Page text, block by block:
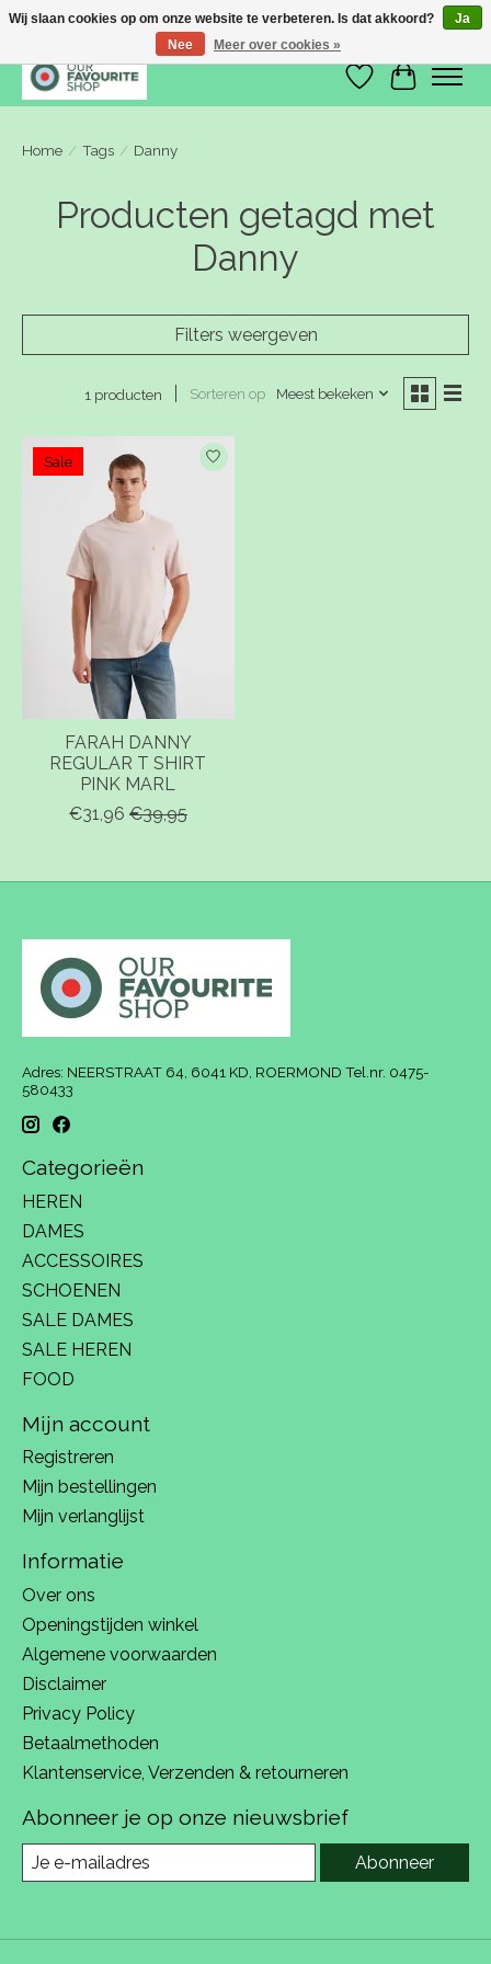
Verlanglijst
Home / Tags / Danny
Producten getagd met
Danny
Filters weergeven
1 producten Sorteren op Meest bekeken
Sale
FARAH DANNY
REGULAR T SHIRT
PINK MARL
€31,96 €39,95
Adres: NEERSTRAAT 64, 6041 KD, ROERMOND Tel.nr. 0475-
580433
Categorieën
HEREN
DAMES
ACCESSOIRES
SCHOENEN
SALE DAMES
SALE HEREN
FOOD
Mijn account
Registreren
Mijn bestellingen
Mijn verlanglijst
Informatie
Over ons
Openingstijden winkel
Algemene voorwaarden
Disclaimer
Privacy Policy
Betaalmethoden
Klantenservice, Verzenden & retourneren
Abonneer je op onze nieuwsbrief
Abonneer
Wij slaan cookies op om onze website te verbeteren. Is dat akkoord?
Ja
Nee
Meer over cookies »